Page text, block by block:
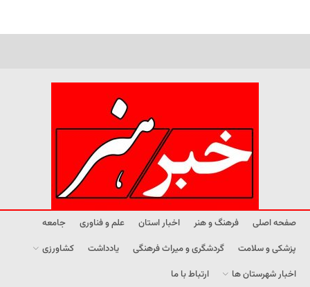
صفحه اصلی فرهنگ و هنر اخبار استان علم و فناوری
جامعه
پزشکی و سلامت
گردشگری و میراث فرهنگی یادداشت
کشاورزی
اخبار شهرستان ها
ارتباط با ما